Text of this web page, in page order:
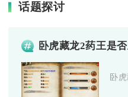
话题探讨
卧虎藏龙2药王是
卧